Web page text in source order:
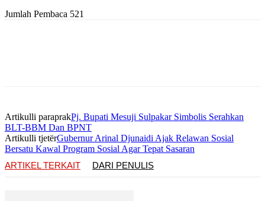
Jumlah Pembaca 521
Artikulli paraprakPj. Bupati Mesuji Sulpakar Simbolis Serahkan
BLT-BBM Dan BPNT
Artikulli tjetërGubernur Arinal Djunaidi Ajak Relawan Sosial
Bersatu Kawal Program Sosial Agar Tepat Sasaran
ARTIKEL TERKAIT
DARI PENULIS